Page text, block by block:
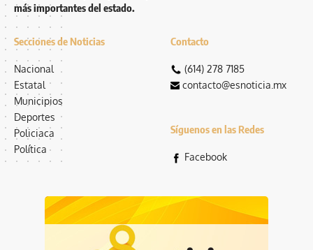
más importantes del estado.
Secciones de Noticias
Nacional
Estatal
Municipios
Deportes
Policiaca
Política
Contacto
(614) 278 7185
contacto@esnoticia.mx
Síguenos en las Redes
Facebook